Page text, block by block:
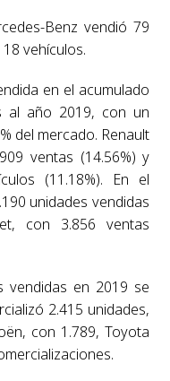
Benz vendió 79
vehículos.
en el acumulado
al año 2019, con un
del mercado. Renault
ventas (14.56%) y
(11.18%). En el
unidades vendidas
con 3.856 ventas
vendidas en 2019 se
2.415 unidades,
con 1.789, Toyota